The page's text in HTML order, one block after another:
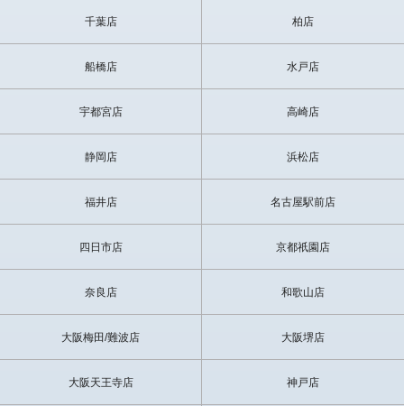
千葉店 柏店
船橋店 水戸店
宇都宮店 高崎店
静岡店 浜松店
福井店 名古屋駅前店
四日市店 京都祇園店
奈良店 和歌山店
大阪梅田/難波店 大阪堺店
大阪天王寺店 神戸店